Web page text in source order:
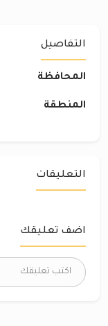
التفاصيل
المحافظة
المنطقة
التعليقات
اضف تعليقك